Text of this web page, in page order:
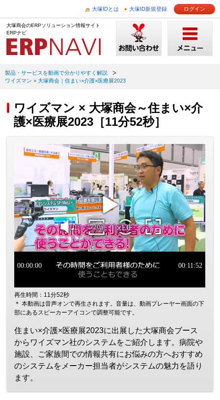
大塚IDとは 大塚ID新規登録 ログイン
大塚商会のERPソリューション情報サイト
ERPナビ
製品・サービスを動画で分かりやすく解説
ワイズマン × 大塚商会｜住まい×介護×医療展2023
ワイズマン × 大塚商会～住まい×介
護×医療展2023［11分52秒］
再生時間：11分52秒
＊ 本動画は音声オンで再生されます。音量は、動画プレーヤー画面の下
部にあるスピーカーアイコンで調整可能です。
住まい×介護×医療展2023に出展した大塚商会ブース
からワイズマン社のシステムをご紹介します。病院や
施設、ご家族間での情報共有にお悩みの方へおすすめ
のシステムをメーカー担当者がシステムの魅力を語り
ます。